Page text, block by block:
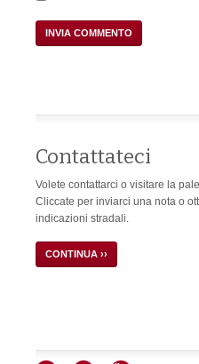
Contattateci
Volete contattarci o visitare la
Cliccate per inviarci una nota o
indicazioni stradali.
CONTINUA ››